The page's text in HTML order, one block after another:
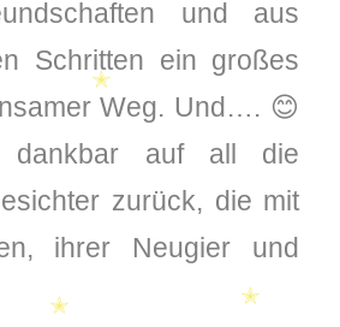
und aus
Schritten ein großes
Weg. Und…. 😊
dankbar auf all die
zurück, die mit
ihrer Neugier und
✭
✭